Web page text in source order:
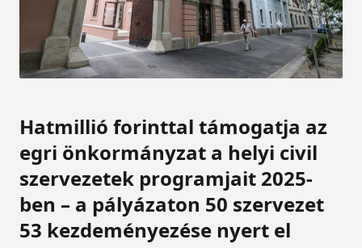
Hatmillió forinttal támogatja az
egri önkormányzat a helyi civil
szervezetek programjait 2025-
ben – a pályázaton 50 szervezet
53 kezdeményezése nyert el